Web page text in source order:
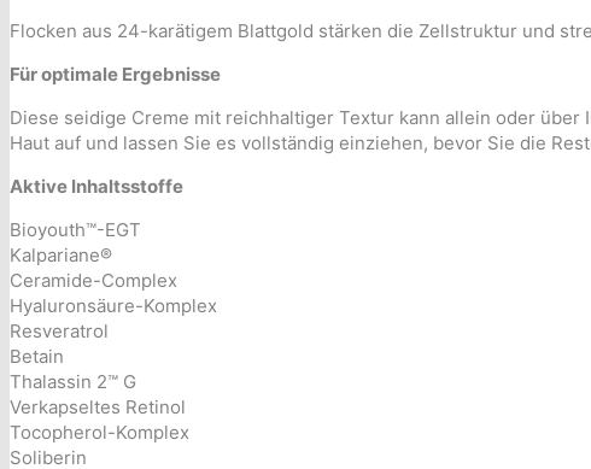
Flocken aus 24-karätigem Blattgold stärken die Zellstruktur und
Für optimale Ergebnisse
Diese seidige Creme mit reichhaltiger Textur kann allein oder
Haut auf und lassen Sie es vollständig einziehen, bevor Sie die
Aktive Inhaltsstoffe
Bioyouth™-EGT
Kalpariane®
Ceramide-Complex
Hyaluronsäure-Komplex
Resveratrol
Betain
Thalassin 2™ G
Verkapseltes Retinol
Tocopherol-Komplex
Soliberin